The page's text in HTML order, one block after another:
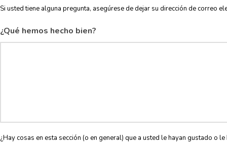
Si usted tiene alguna pregunta, asegúrese de dejar su dirección de correo
¿Qué hemos hecho bien?
¿Hay cosas en esta sección (o en general) que a usted le hayan gustado o